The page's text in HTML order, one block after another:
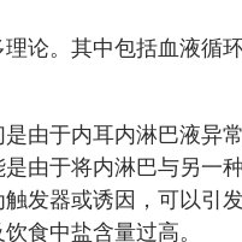
论。其中包括血液循
由于内耳内淋巴液异
由于将内淋巴与另一
发器或诱因，可以引
食中盐含量过高。